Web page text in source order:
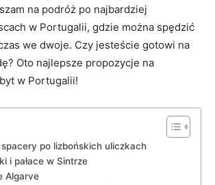
na podróż po najbardziej
w Portugalii, gdzie można spędzić
we dwoje. Czy jesteście gotowi na
Oto najlepsze propozycje na
w Portugalii!
po lizbońskich uliczkach
i pałace w Sintrze
Algarve